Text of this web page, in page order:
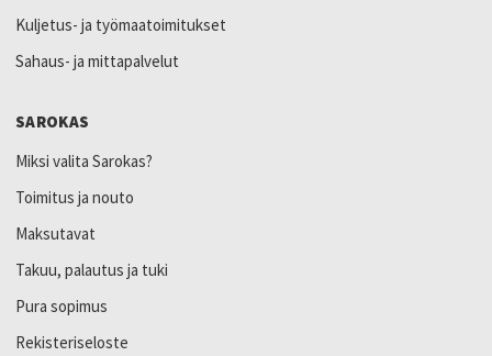
Kuljetus- ja työmaatoimitukset
Sahaus- ja mittapalvelut
SAROKAS
Miksi valita Sarokas?
Toimitus ja nouto
Maksutavat
Takuu, palautus ja tuki
Pura sopimus
Rekisteriseloste